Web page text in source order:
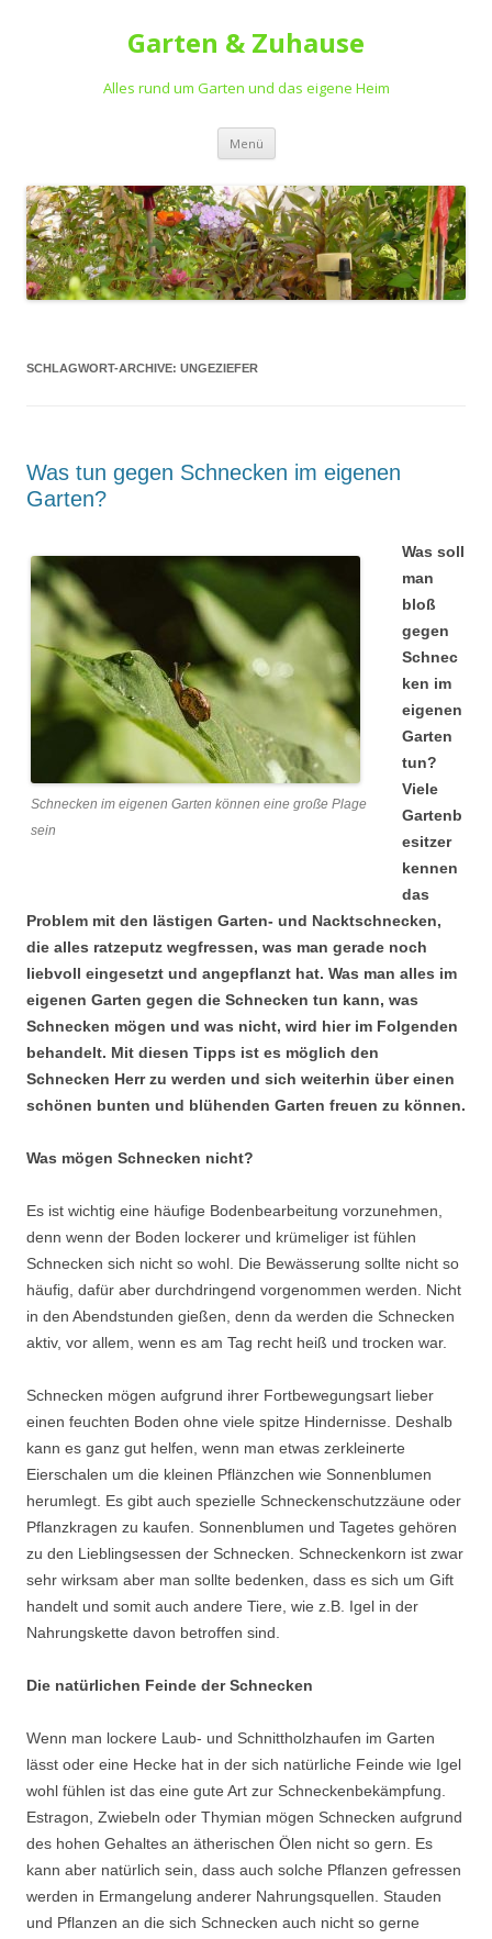
Garten & Zuhause
Alles rund um Garten und das eigene Heim
Menü Springe
Inhalt
SCHLAGWORT-ARCHIVE: UNGEZIEFER
Was tun gegen Schnecken im eigenen
Garten?
Schnecken im eigenen Garten können eine große Plage
sein
Was soll
man
bloß
gegen
Schnec
ken im
eigenen
Garten
tun?
Viele
Gartenb
esitzer
kennen
das
Problem mit den lästigen Garten- und Nacktschnecken,
die alles ratzeputz wegfressen, was man gerade noch
liebvoll eingesetzt und angepflanzt hat. Was man alles im
eigenen Garten gegen die Schnecken tun kann, was
Schnecken mögen und was nicht, wird hier im Folgenden
behandelt. Mit diesen Tipps ist es möglich den
Schnecken Herr zu werden und sich weiterhin über einen
schönen bunten und blühenden Garten freuen zu können.
Was mögen Schnecken nicht?
Es ist wichtig eine häufige Bodenbearbeitung vorzunehmen,
denn wenn der Boden lockerer und krümeliger ist fühlen
Schnecken sich nicht so wohl. Die Bewässerung sollte nicht so
häufig, dafür aber durchdringend vorgenommen werden. Nicht
in den Abendstunden gießen, denn da werden die Schnecken
aktiv, vor allem, wenn es am Tag recht heiß und trocken war.
Schnecken mögen aufgrund ihrer Fortbewegungsart lieber
einen feuchten Boden ohne viele spitze Hindernisse. Deshalb
kann es ganz gut helfen, wenn man etwas zerkleinerte
Eierschalen um die kleinen Pflänzchen wie Sonnenblumen
herumlegt. Es gibt auch spezielle Schneckenschutzzäune oder
Pflanzkragen zu kaufen. Sonnenblumen und Tagetes gehören
zu den Lieblingsessen der Schnecken. Schneckenkorn ist zwar
sehr wirksam aber man sollte bedenken, dass es sich um Gift
handelt und somit auch andere Tiere, wie z.B. Igel in der
Nahrungskette davon betroffen sind.
Die natürlichen Feinde der Schnecken
Wenn man lockere Laub- und Schnittholzhaufen im Garten
lässt oder eine Hecke hat in der sich natürliche Feinde wie Igel
wohl fühlen ist das eine gute Art zur Schneckenbekämpfung.
Estragon, Zwiebeln oder Thymian mögen Schnecken aufgrund
des hohen Gehaltes an ätherischen Ölen nicht so gern. Es
kann aber natürlich sein, dass auch solche Pflanzen gefressen
werden in Ermangelung anderer Nahrungsquellen. Stauden
und Pflanzen an die sich Schnecken auch nicht so gerne